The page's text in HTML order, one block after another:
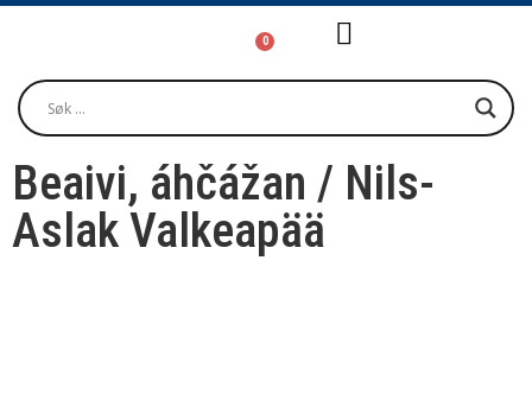
0
Beaivi, áhčážan / Nils-
Aslak Valkeapää